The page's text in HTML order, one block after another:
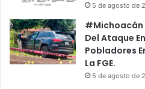
5 de agosto de
#Michoacán
Del Ataque
Pobladores
La FGE.
5 de agosto de